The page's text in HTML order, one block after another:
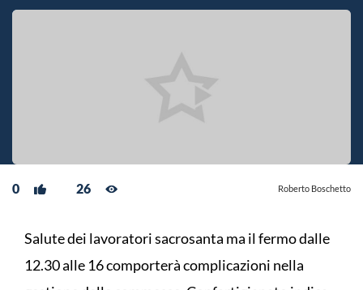
0 26 Roberto Boschetto
Salute dei lavoratori sacrosanta ma il fermo dalle
12.30 alle 16 comporterà complicazioni nella